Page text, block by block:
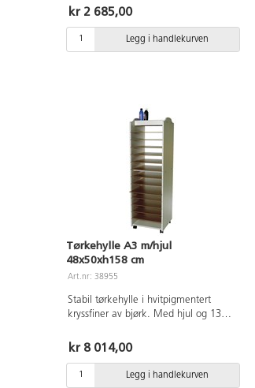
Monteringsanvisning følger med.
Laget av lakkert bjørk. FSC-merket.
kr 2 685,00
Legg i handlekurven
Tørkehylle A3 m/hjul
48x50xh158 cm
Art.nr: 38955
Stabil tørkehylle i hvitpigmentert
kryssfiner av bjørk. Med hjul og 13
Mobile enheter gir økt felksibilitet og
mulighet til å forandre rommets
møblering. Vær oppmerksomme på at
hyller og seksjoner på hjul innebærer
kr 8 014,00
Legg i handlekurven